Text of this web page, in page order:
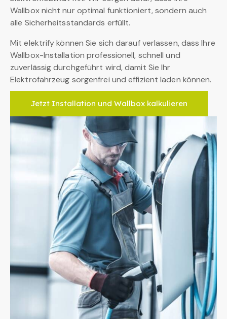
Wallbox nicht nur optimal funktioniert, sondern auch
alle Sicherheitsstandards erfüllt.
Mit elektrify können Sie sich darauf verlassen, dass Ihre
Wallbox-Installation professionell, schnell und
zuverlässig durchgeführt wird, damit Sie Ihr
Elektrofahrzeug sorgenfrei und effizient laden können.
Jetzt Installation und Wallbox kalkulieren